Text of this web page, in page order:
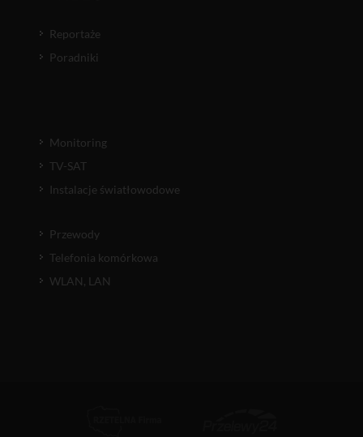
Reportaże
Poradniki
Monitoring
TV-SAT
Instalacje światłowodowe
Przewody
Telefonia komórkowa
WLAN, LAN